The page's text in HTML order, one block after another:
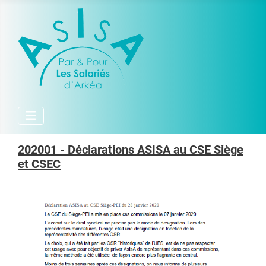
202001 - Déclarations ASISA au CSE Siège
et CSEC